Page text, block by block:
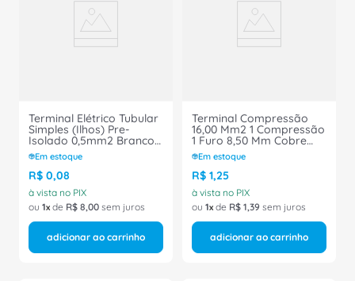
Terminal Elétrico Tubular
Simples (Ilhos) Pre-
Isolado 0,5mm2 Branco
H0,5/14D - Conexel
Em estoque
R$ 0,08
à vista no PIX
ou 1 de R$ 8,00 sem juros
adicionar ao carrinho
Terminal Compressão
16,00 Mm2 1 Compressão
1 Furo 8,50 Mm Cobre
TM168 - INTELLI
Em estoque
R$ 1,25
à vista no PIX
ou 1 de R$ 1,39 sem juros
adicionar ao carrinho